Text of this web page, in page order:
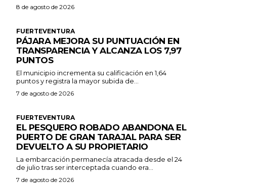
8 de agosto de 2026
FUERTEVENTURA
PÁJARA MEJORA SU PUNTUACIÓN EN
TRANSPARENCIA Y ALCANZA LOS 7,97
PUNTOS
El municipio incrementa su calificación en 1,64
puntos y registra la mayor subida de...
7 de agosto de 2026
FUERTEVENTURA
EL PESQUERO ROBADO ABANDONA EL
PUERTO DE GRAN TARAJAL PARA SER
DEVUELTO A SU PROPIETARIO
La embarcación permanecía atracada desde el 24
de julio tras ser interceptada cuando era...
7 de agosto de 2026